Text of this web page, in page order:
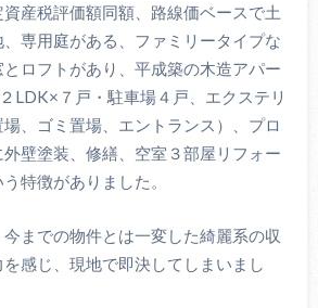
産税評価額同額、路線価ベースで土
専用庭がある、ファミリータイプな
ロフトがあり、平成築の木造アパー
LDK×７戸・駐車場４戸、エクステリ
、ゴミ置場、エントランス）、プロ
壁塗装、修繕、空室３部屋リフォー
特徴がありました。
までの物件とは一変した綺麗系の収
感じ、現地で即決してしまいまし